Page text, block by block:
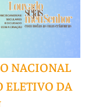
NACIONAL
ELETIVO DA